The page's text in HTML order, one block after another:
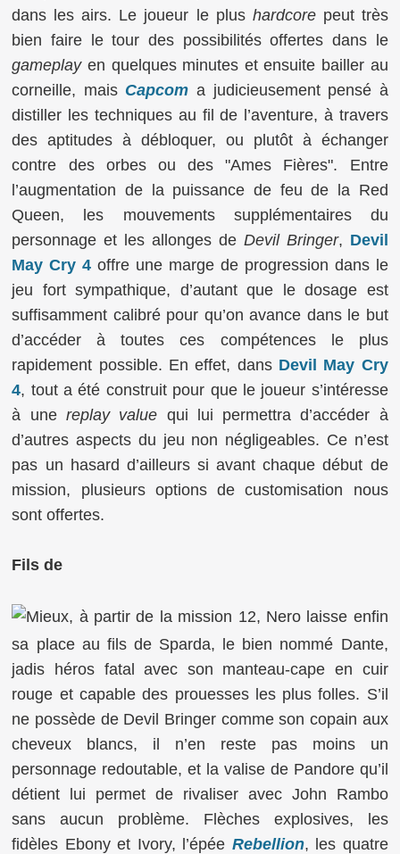
dans les airs. Le joueur le plus hardcorepeut très
bien faire le tour des possibilités offertes dans le
gameplayen quelques minutes et ensuite bailler au
corneille, mais Capcom a judicieusement pensé à
distiller les techniques au fil de l’aventure, à travers
des aptitudes à débloquer, ou plutôt à échanger
contre des orbes ou des "Ames Fières". Entre
l’augmentation de la puissance de feu de la Red
Queen, les mouvements supplémentaires du
personnage et les allonges de Devil Bringer, Devil
May Cry 4 offre une marge de progression dans le
jeu fort sympathique, d’autant que le dosage est
suffisamment calibré pour qu’on avance dans le but
d’accéder à toutes ces compétences le plus
rapidement possible. En effet, dans Devil May Cry
4, tout a été construit pour que le joueur s’intéresse
à une replay value qui lui permettra d’accéder à
d’autres aspects du jeu non négligeables. Ce n’est
pas un hasard d’ailleurs si avant chaque début de
mission, plusieurs options de customisation nous
sont offertes.
Fils de
Mieux, à partir de la mission 12, Nero laisse enfin
sa place au fils de Sparda, le bien nommé Dante,
jadis héros fatal avec son manteau-cape en cuir
rouge et capable des prouesses les plus folles. S’il
ne possède de Devil Bringer comme son copain aux
cheveux blancs, il n’en reste pas moins un
personnage redoutable, et la valise de Pandore qu’il
détient lui permet de rivaliser avec John Rambo
sans aucun problème. Flèches explosives, les
fidèles Ebony et Ivory, l’épée Rebellion, les quatre